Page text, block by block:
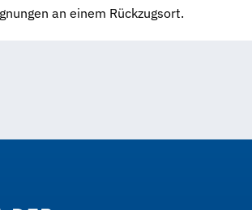
an einem Rückzugsort.